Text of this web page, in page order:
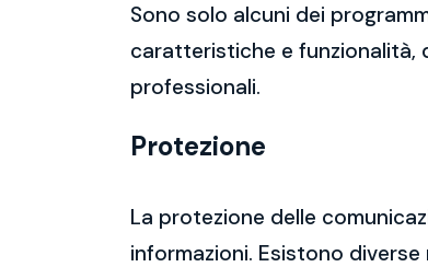
Sono solo alcuni dei
caratteristiche e funzionalità,
professionali.
Protezione
La protezione delle
informazioni. Esistono